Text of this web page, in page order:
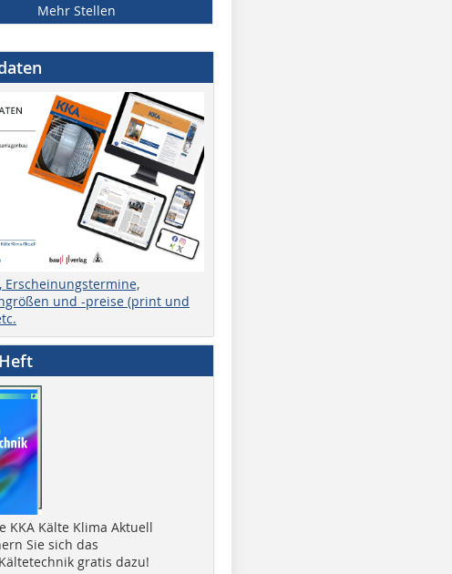
Mehr Stellen
Erscheinungstermine,
und -preise (print und
KKA Kälte Klima Aktuell
Sie sich das
gratis dazu!